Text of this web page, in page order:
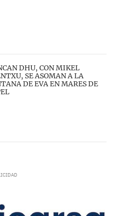
DHU, CON MIKEL
SE ASOMAN A LA
DE EVA EN MARES DE